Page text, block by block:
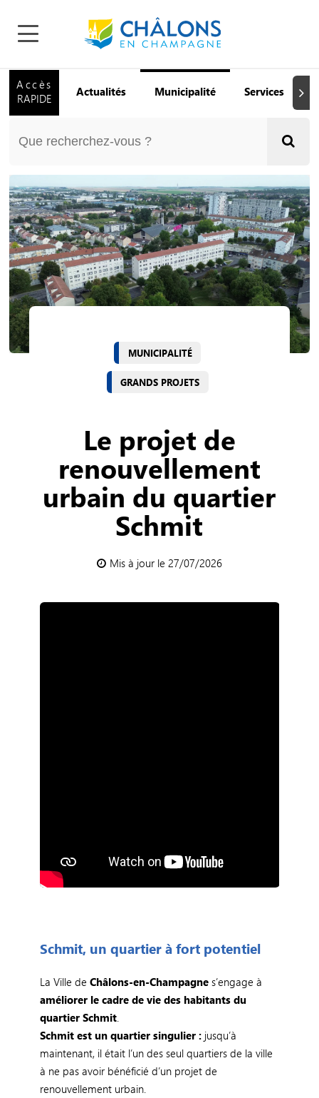
Accès
RAPIDE
Actualités Municipalité Services
MUNICIPALITÉ
GRANDS PROJETS
Le projet de
renouvellement
urbain du quartier
Schmit
Mis à jour le 27/07/2026
Schmit, un quartier à fort potentiel
La Ville de Châlons-en-Champagnes’engage à
améliorer le cadre de vie des habitants du
quartier Schmit.
Schmit est un quartier singulier :jusqu’à
maintenant, il était l’un des seul quartiers de la ville
à ne pas avoir bénéficié d’un projet de
renouvellement urbain.